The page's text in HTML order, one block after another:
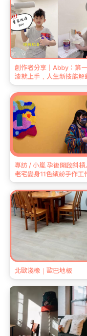
創作者分享｜Abby：第
漆就上手，人生新技能解
專訪 / 小嵐 孕後開啟斜槓
老宅變身11色繽紛手作工
北歐淺橡｜歐巴地板